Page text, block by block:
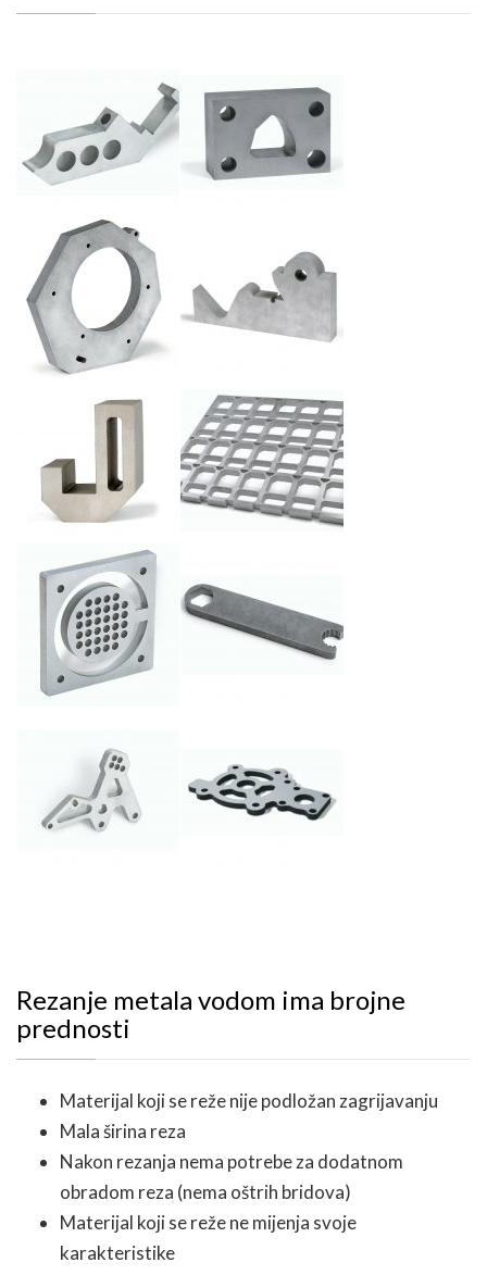
Rezanje metala vodom ima brojne
prednosti
Materijal koji se reže nije podložan zagrijavanju
Mala širina reza
Nakon rezanja nema potrebe za dodatnom
obradom reza (nema oštrih bridova)
Materijal koji se reže ne mijenja svoje
karakteristike